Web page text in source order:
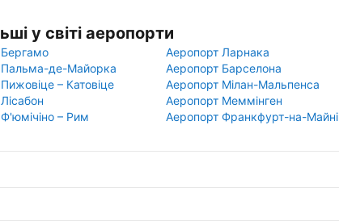
у світі аеропорти
Аеропорт Ларнака
Пальма-де-Майорка
Аеропорт Барселона
– Катовіце
Аеропорт Мілан-Мальпенса
Аеропорт Меммінген
– Рим
Аеропорт Франкфурт-на-Майні